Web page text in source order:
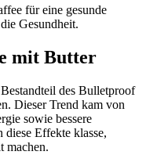
für eine gesunde
Gesundheit.
mit Butter
des Bulletproof
Dieser Trend kam von
sowie bessere
Effekte klasse,
machen.